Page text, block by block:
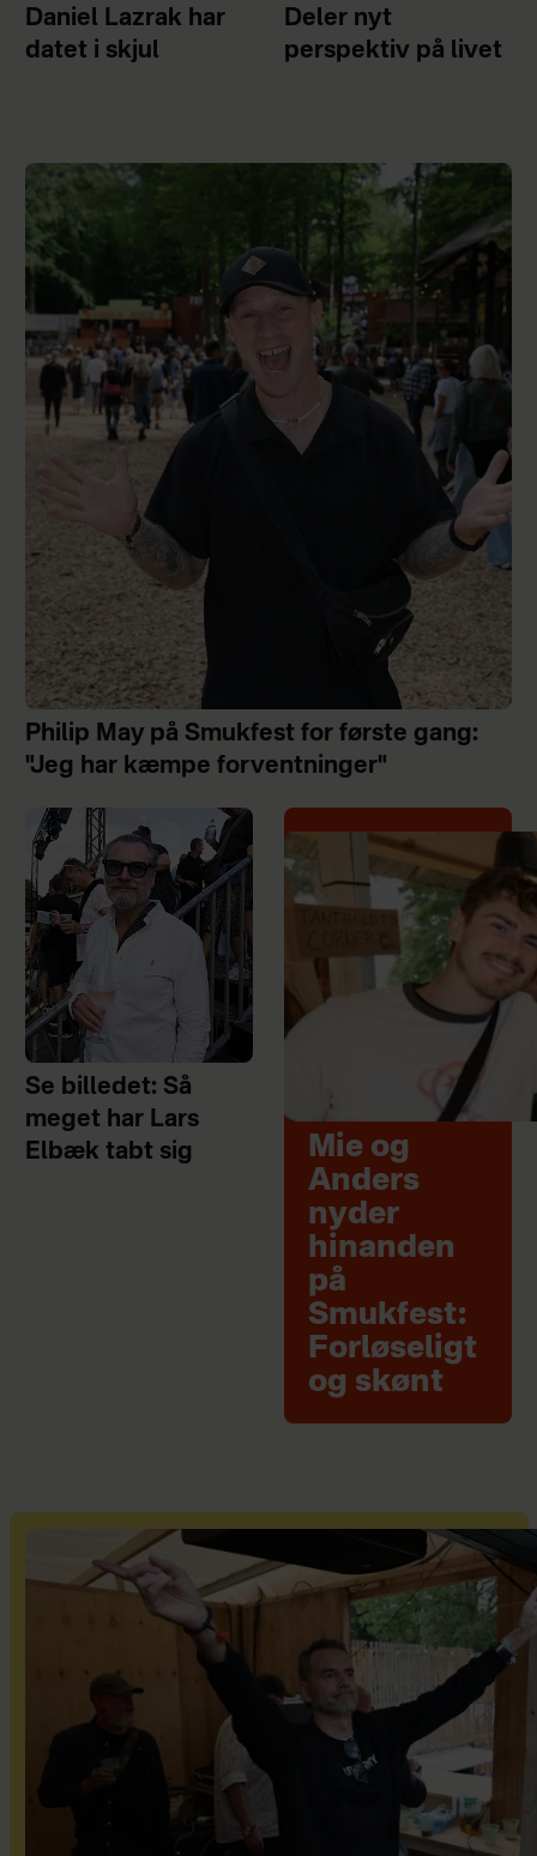
Daniel Lazrak har
datet i skjul
Deler nyt
perspektiv på livet
Philip May på Smukfest for første gang:
"Jeg har kæmpe forventninger"
Se billedet: Så
meget har Lars
Elbæk tabt sig
Mie og
Anders
nyder
hinanden
på
Smukfest:
Forløseligt
og skønt